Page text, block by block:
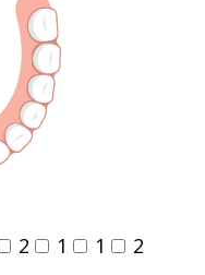
2 1 1
2